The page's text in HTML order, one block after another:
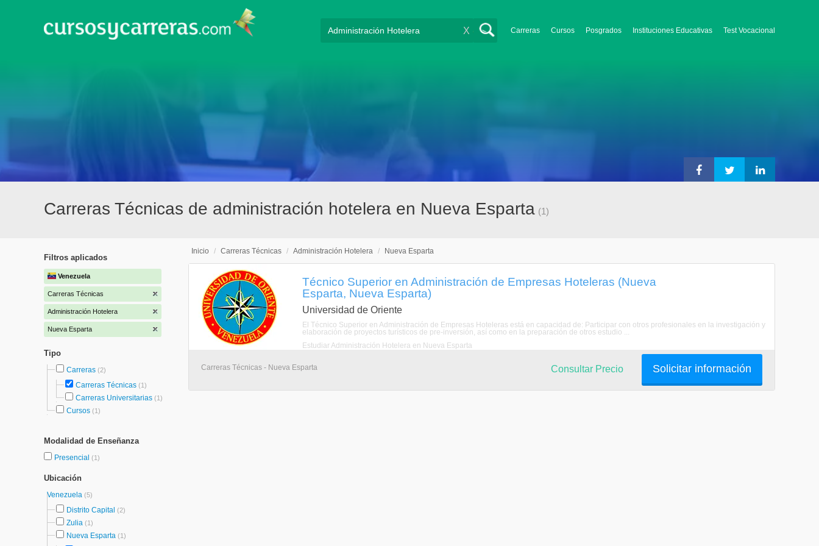
Carreras Cursos Posgrados Instituciones Educativas Test Vocacional
X
Carreras Técnicas de administración hotelera en Nueva Esparta (1)
Filtros aplicados
Venezuela
Carreras Técnicas
Administración Hotelera
Nueva Esparta
Tipo
Carreras (2)
Carreras Técnicas (1)
Carreras Universitarias (1)
Cursos (1)
Modalidad de Enseñanza
Presencial (1)
Ubicación
Venezuela (5)
Distrito Capital (2)
Zulia (1)
Nueva Esparta (1)
Inicio / Carreras Técnicas / Administración Hotelera / Nueva Esparta
Técnico Superior en Administración de Empresas Hoteleras (Nueva
Esparta, Nueva Esparta)
Universidad de Oriente
El Técnico Superior en Administración de Empresas Hoteleras está en capacidad de: Participar con otros profesionales en la investigación y
elaboración de proyectos turísticos de pre-inversión, así como en la preparación de otros estudio ...
Estudiar Administración Hotelera en Nueva Esparta
Carreras Técnicas - Nueva Esparta Solicitar información
Consultar Precio